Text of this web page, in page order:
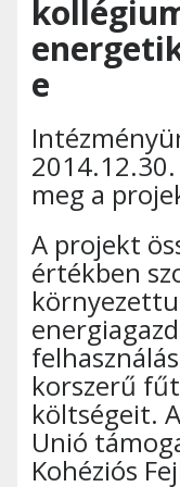
e
meg a
A projekt
értékben
korszerű
költségeit.
Unió
Kohéziós